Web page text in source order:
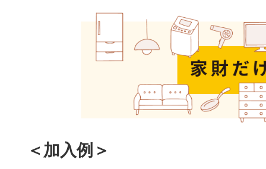
＜加入例＞